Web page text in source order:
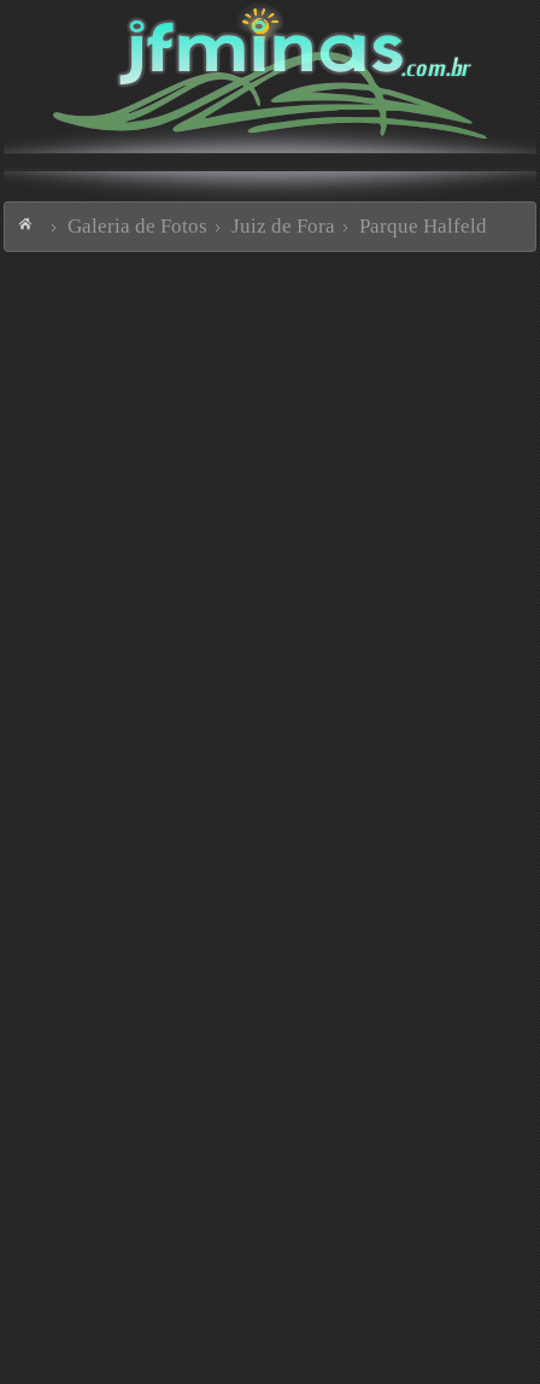
Galeria de Fotos Juiz de Fora Parque Halfeld